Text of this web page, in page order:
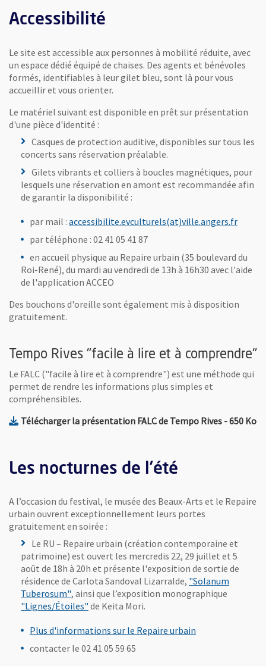
Accessibilité
Le site est accessible aux personnes à mobilité réduite, avec
un espace dédié équipé de chaises. Des agents et bénévoles
formés, identifiables à leur gilet bleu, sont là pour vous
accueillir et vous orienter.
Le matériel suivant est disponible en prêt sur présentation
d'une pièce d'identité :
Casques de protection auditive, disponibles sur tous les
concerts sans réservation préalable.
Gilets vibrants et colliers à boucles magnétiques, pour
lesquels une réservation en amont est recommandée afin
de garantir la disponibilité :
par mail : accessibilite.evculturels(at)ville.angers.fr,
par téléphone : 02 41 05 41 87
en accueil physique au Repaire urbain (35 boulevard du
Roi-René), du mardi au vendredi de 13h à 16h30 avec l'aide
de l'application ACCEO
Des bouchons d'oreille sont également mis à disposition
gratuitement.
Tempo Rives "facile à lire et à comprendre"
Le FALC ("facile à lire et à comprendre") est une méthode qui
permet de rendre les informations plus simples et
compréhensibles.
Télécharger la présentation FALC de Tempo Rives, Fichier
- 650 Ko,
Les nocturnes de l’été
A l’occasion du festival, le musée des Beaux-Arts et le Repaire
urbain ouvrent exceptionnellement leurs portes
gratuitement en soirée :
Le RU – Repaire urbain (création contemporaine et
patrimoine) est ouvert les mercredis 22, 29 juillet et 5
août de 18h à 20h et présente l'exposition de sortie de
résidence de Carlota Sandoval Lizarralde, "Solanum
Tuberosum", Ouvre une nouvelle fenêtre
, ainsi que l’exposition monographique
"Lignes/Étoiles" , Ouvre une nouvelle fenêtre
de Keita Mori.
Plus d'informations sur le Repaire urbain
contacter le 02 41 05 59 65